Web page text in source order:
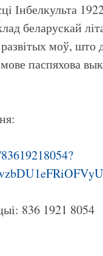
Інбелкульта
беларускай
моў, што
паспяхова
836 1921 8054